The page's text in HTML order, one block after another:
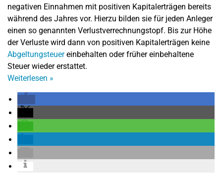
negativen Einnahmen mit positiven Kapitalerträgen bereits
während des Jahres vor. Hierzu bilden sie für jeden Anleger
einen so genannten Verlustverrechnungstopf. Bis zur Höhe
der Verluste wird dann von positiven Kapitalerträgen keine
Abgeltungsteuereinbehalten oder früher einbehaltene
Steuer wieder erstattet.
Weiterlesen »